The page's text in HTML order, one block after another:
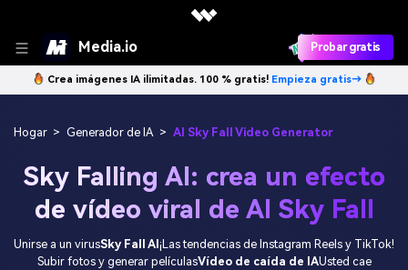
Media.io Probar gratis
Crea imágenes IA ilimitadas. 100 % gratis! Empieza gratis→
Hogar > Generador de IA > AI Sky Fall Video Generator
Sky Falling AI: crea un efecto
de vídeo viral de AI Sky Fall
Unirse a un virusSky Fall AI ¡Las tendencias de Instagram Reels y TikTok!
Subir fotos y generar películasVídeo de caída de IAUsted cae